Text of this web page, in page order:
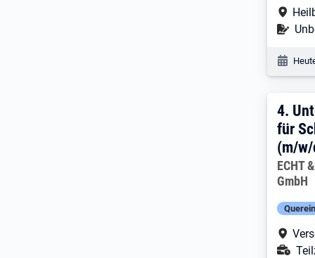
4.
4.
für
(m/
ECHT
GmbH